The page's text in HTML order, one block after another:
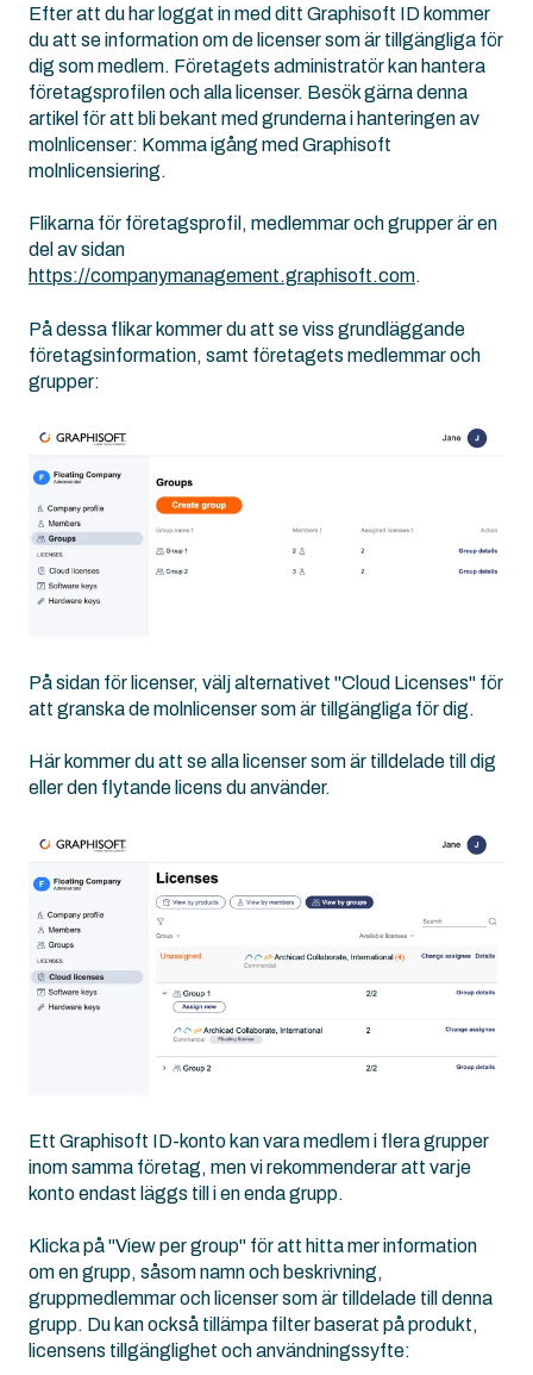
Efter att du har loggat in med ditt Graphisoft ID kommer
du att se information om de licenser som är tillgängliga för
dig som medlem. Företagets administratör kan hantera
företagsprofilen och alla licenser. Besök gärna denna
artikel för att bli bekant med grunderna i hanteringen av
molnlicenser: Komma igång med Graphisoft
molnlicensiering.
Flikarna för företagsprofil, medlemmar och grupper är en
del av sidan
https://companymanagement.graphisoft.com.
På dessa flikar kommer du att se viss grundläggande
företagsinformation, samt företagets medlemmar och
grupper:
På sidan för licenser, välj alternativet "Cloud Licenses" för
att granska de molnlicenser som är tillgängliga för dig.
Här kommer du att se alla licenser som är tilldelade till dig
eller den flytande licens du använder.
Ett Graphisoft ID-konto kan vara medlem i flera grupper
inom samma företag, men vi rekommenderar att varje
konto endast läggs till i en enda grupp.
Klicka på "View per group" för att hitta mer information
om en grupp, såsom namn och beskrivning,
gruppmedlemmar och licenser som är tilldelade till denna
grupp. Du kan också tillämpa filter baserat på produkt,
licensens tillgänglighet och användningssyfte: